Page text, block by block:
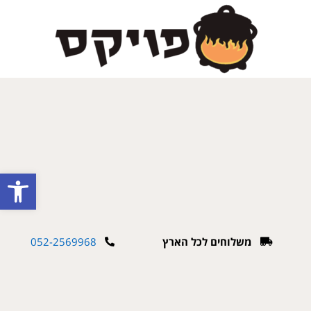
052-2569968 משלוחים לכל הארץ